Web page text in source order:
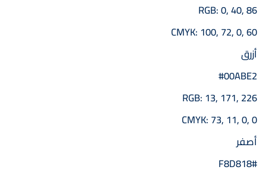
RGB: 0, 40, 86
CMYK: 100, 72, 0, 60
أزرق
#00ABE2
RGB: 13, 171, 226
CMYK: 73, 11, 0, 0
أصفر
#F8D818